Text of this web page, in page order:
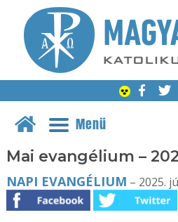
Menü
Mai evangélium –
NAPI EVANGÉLIUM – 2025.